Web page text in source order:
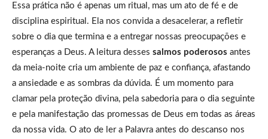
Essa prática não é apenas um ritual, mas um ato de fé e de
disciplina espiritual. Ela nos convida a desacelerar, a refletir
sobre o dia que termina e a entregar nossas preocupações e
esperanças a Deus. A leitura desses salmos poderosos antes
da meia-noite cria um ambiente de paz e confiança, afastando
a ansiedade e as sombras da dúvida. É um momento para
clamar pela proteção divina, pela sabedoria para o dia seguinte
e pela manifestação das promessas de Deus em todas as áreas
da nossa vida. O ato de ler a Palavra antes do descanso nos